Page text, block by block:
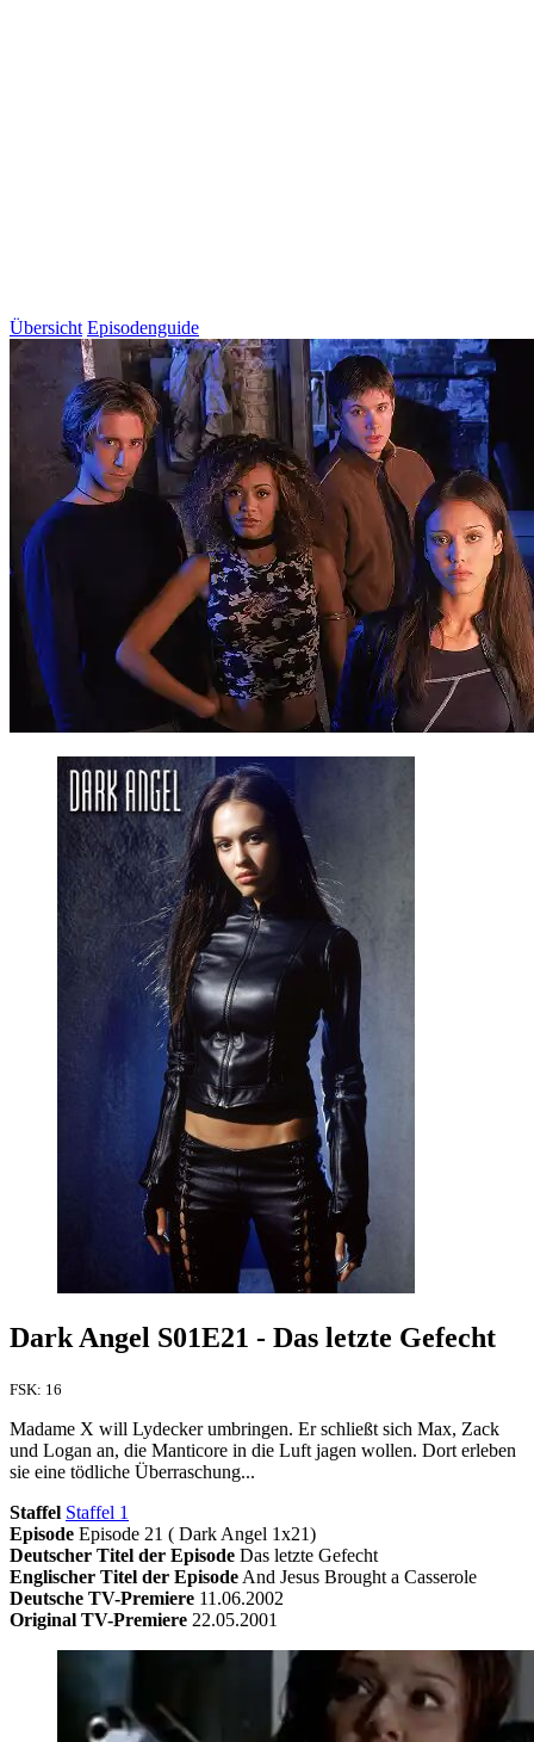
Übersicht Episodenguide
Dark Angel S01E21 - Das letzte Gefecht
FSK: 16
Madame X will Lydecker umbringen. Er schließt sich Max, Zack
und Logan an, die Manticore in die Luft jagen wollen. Dort erleben
sie eine tödliche Überraschung...
Staffel Staffel 1
Episode Episode 21 ( Dark Angel 1x21)
Deutscher Titel der Episode Das letzte Gefecht
Englischer Titel der Episode And Jesus Brought a Casserole
Deutsche TV-Premiere 11.06.2002
Original TV-Premiere 22.05.2001